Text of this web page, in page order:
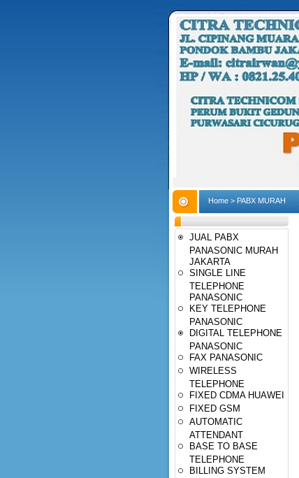
Home> PABX MURAH
JUAL PABX
PANASONIC MURAH
JAKARTA
SINGLE LINE
TELEPHONE
PANASONIC
KEY TELEPHONE
PANASONIC
DIGITAL TELEPHONE
PANASONIC
FAX PANASONIC
WIRELESS
TELEPHONE
FIXED CDMA HUAWEI
FIXED GSM
AUTOMATIC
ATTENDANT
BASE TO BASE
TELEPHONE
BILLING SYSTEM